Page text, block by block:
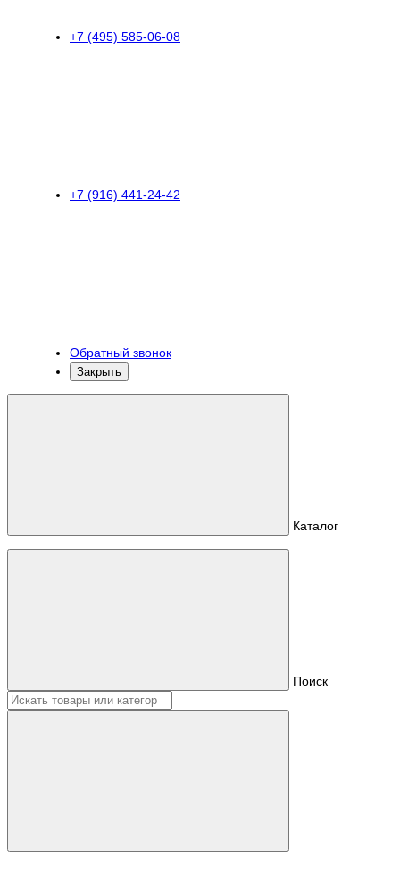
+7 (495) 585-06-08
+7 (916) 441-24-42
Обратный звонок
Закрыть
Каталог
Поиск